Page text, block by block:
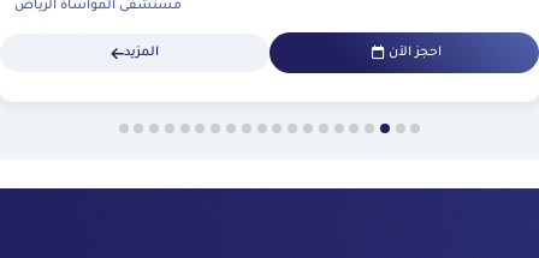
مستشفى المواساة الرياض
احجز الآن المزيد